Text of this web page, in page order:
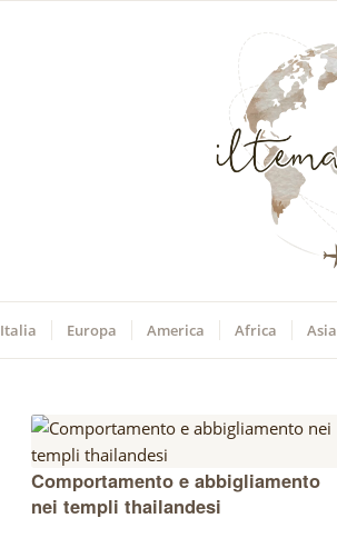
Italia Europa America Africa Asia
Comportamento e abbigliamento
nei templi thailandesi